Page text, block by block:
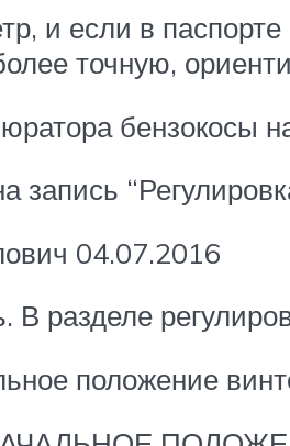
и если в
точную,
бензокосы
запись
04.07.2016
В разделе
положение